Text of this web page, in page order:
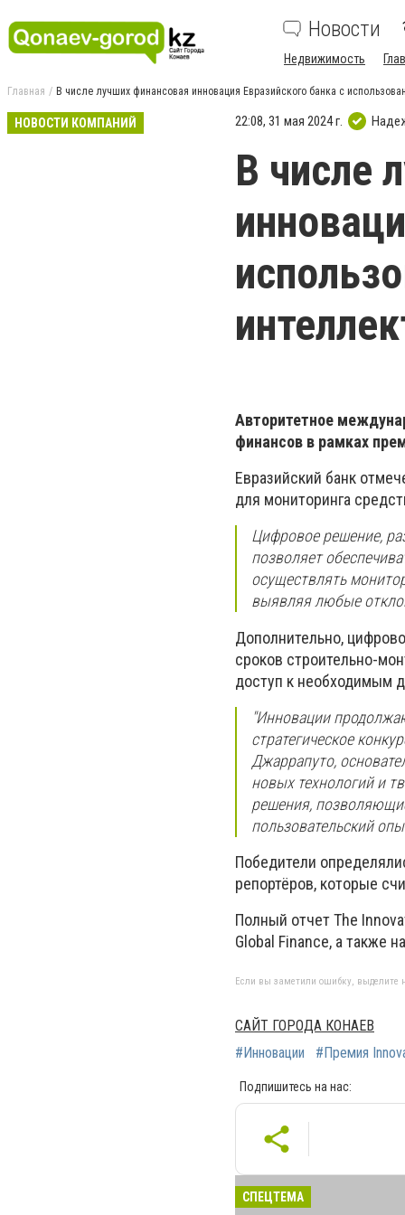
Новости
Недвижимость
Главная В числе лучших финансовая инновация Евразийского банка с
НОВОСТИ КОМПАНИЙ 22:08, 31 мая 2024 г.
В числе
Авторитетное
финансов в рамках
Евразийский банк
для мониторинга
Цифровое решение,
позволяет
осуществлять
выявляя любые
Дополнительно,
сроков строительно-
доступ к необходимым
"Инновации
стратегическое
Джаррапуто,
новых технологий и
решения,
пользовательский
Победители
репортёров, которые
Полный отчет The
Global Finance, а также
Если вы заметили ошибку, выделите
САЙТ ГОРОДА КОНАЕВ
#Инновации
#Премия
Подпишитесь на нас:
СПЕЦТЕМА